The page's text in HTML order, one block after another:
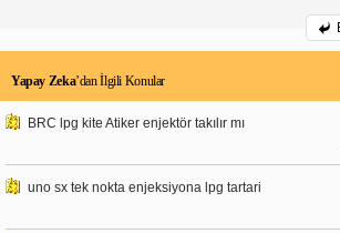
Yapay Zeka’dan İlgili Konular
BRC lpg kite Atiker enjektör takılır mı
uno sx tek nokta enjeksiyona lpg tartari